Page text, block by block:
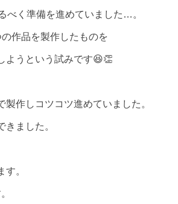
べく準備を進めていました…。
作品を製作したものを
ようという試みです😆👏
製作し コツコツ進めていました。
ました。
す。